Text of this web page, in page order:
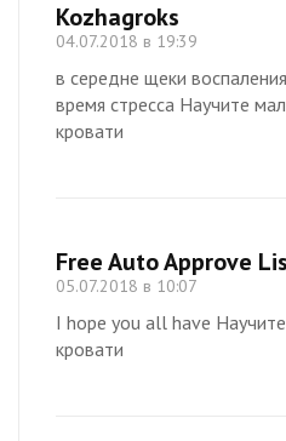
Kozhagroks
04.07.2018 в 19:39
в середне щеки
время стресса Научите
кровати
Free Auto Approve
05.07.2018 в 10:07
I hope you all have
кровати